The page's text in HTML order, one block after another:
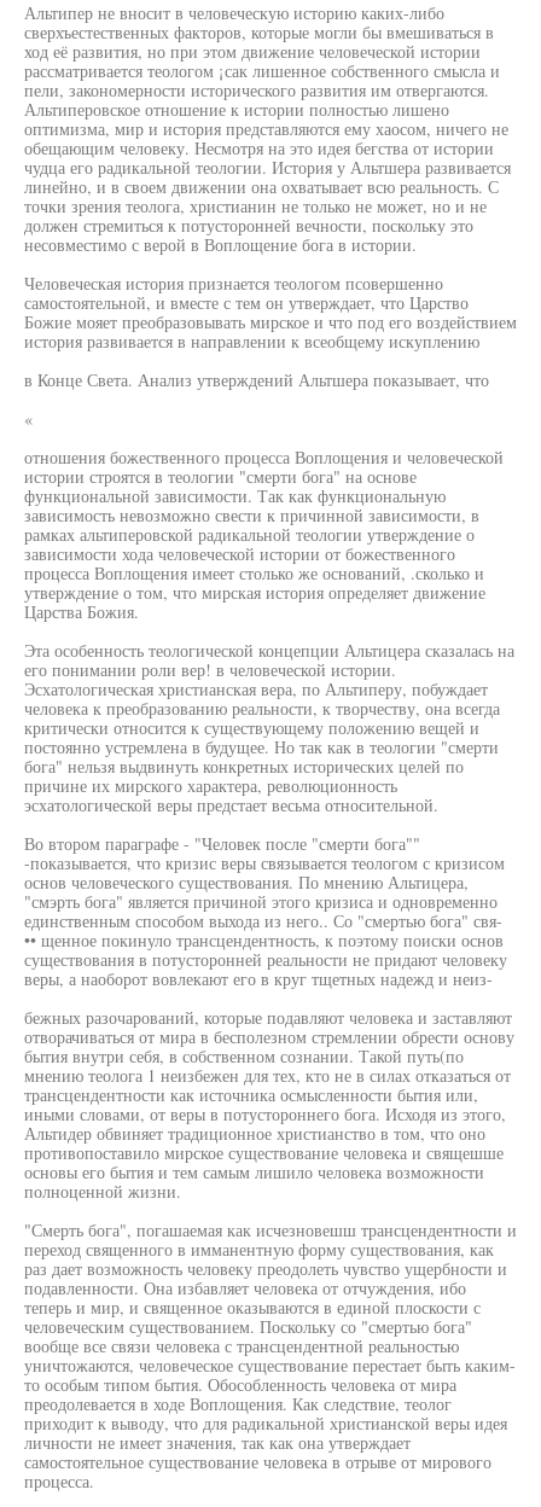
Альтипер не вносит в человеческую историю каких-либо
сверхъестественных факторов, которые могли бы вмешиваться в
ход её развития, но при этом движение человеческой истории
рассматривается теологом ¡сак лишенное собственного смысла и
пели, закономерности исторического развития им отвергаются.
Альтиперовское отношение к истории полностью лишено
оптимизма, мир и история представляются ему хаосом, ничего не
обещающим человеку. Несмотря на это идея бегства от истории
чудца его радикальной теологии. История у Альтшера развивается
линейно, и в своем движении она охватывает всю реальность. С
точки зрения теолога, христианин не только не может, но и не
должен стремиться к потусторонней вечности, поскольку это
несовместимо с верой в Воплощение бога в истории.
Человеческая история признается теологом псовершенно
самостоятельной, и вместе с тем он утверждает, что Царство
Божие мояет преобразовывать мирское и что под его воздействием
история развивается в направлении к всеобщему искуплению
в Конце Света. Анализ утверждений Альтшера показывает, что
«
отношения божественного процесса Воплощения и человеческой
истории строятся в теологии "смерти бога" на основе
функциональной зависимости. Так как функциональную
зависимость невозможно свести к причинной зависимости, в
рамках альтиперовской радикальной теологии утверждение о
зависимости хода человеческой истории от божественного
процесса Воплощения имеет столько же оснований, .сколько и
утверждение о том, что мирская история определяет движение
Царства Божия.
Эта особенность теологической концепции Альтицера сказалась на
его понимании роли вер! в человеческой истории.
Эсхатологическая христианская вера, по Альтиперу, побуждает
человека к преобразованию реальности, к творчеству, она всегда
критически относится к существующему положению вещей и
постоянно устремлена в будущее. Но так как в теологии "смерти
бога" нельзя выдвинуть конкретных исторических целей по
причине их мирского характера, революционность
эсхатологической веры предстает весьма относительной.
Во втором параграфе - "Человек после "смерти бога""
-показывается, что кризис веры связывается теологом с кризисом
основ человеческого существования. По мнению Альтицера,
"смэрть бога" является причиной этого кризиса и одновременно
единственным способом выхода из него.. Со "смертью бога" свя-
•• щенное покинуло трансцендентность, к поэтому поиски основ
существования в потусторонней реальности не придают человеку
веры, а наоборот вовлекают его в круг тщетных надежд и неиз-
бежных разочарований, которые подавляют человека и заставляют
отворачиваться от мира в бесполезном стремлении обрести основу
бытия внутри себя, в собственном сознании. Такой путь(по
мнению теолога 1 неизбежен для тех, кто не в силах отказаться от
трансцендентности как источника осмысленности бытия или,
иными словами, от веры в потустороннего бога. Исходя из этого,
Альтидер обвиняет традиционное христианство в том, что оно
противопоставило мирское существование человека и свящешше
основы его бытия и тем самым лишило человека возможности
полноценной жизни.
"Смерть бога", погашаемая как исчезновешш трансцендентности и
переход священного в имманентную форму существования, как
раз дает возможность человеку преодолеть чувство ущербности и
подавленности. Она избавляет человека от отчуждения, ибо
теперь и мир, и священное оказываются в единой плоскости с
человеческим существованием. Поскольку со "смертью бога"
вообще все связи человека с трансцендентной реальностью
уничтожаются, человеческое существование перестает быть каким-
то особым типом бытия. Обособленность человека от мира
преодолевается в ходе Воплощения. Как следствие, теолог
приходит к выводу, что для радикальной христианской веры идея
личности не имеет значения, так как она утверждает
самостоятельное существование человека в отрыве от мирового
процесса.